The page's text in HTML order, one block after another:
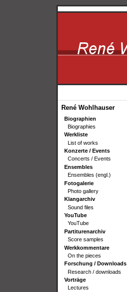
René Wohlhauser
Biographien
Biographies
Werkliste
List of works
Konzerte / Events
Concerts / Events
Ensembles
Ensembles (engl.)
Fotogalerie
Photo gallery
Klangarchiv
Sound files
YouTube
YouTube
Partiturenarchiv
Score samples
Werkkommentare
On the pieces
Forschung / Downloads
Research / downloads
Vorträge
Lectures